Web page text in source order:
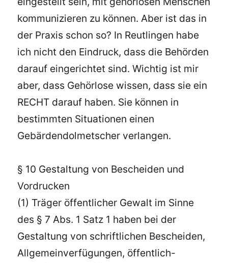
kommunizieren zu können. Aber ist das in
der Praxis schon so? In Reutlingen habe
ich nicht den Eindruck, dass die Behörden
darauf eingerichtet sind. Wichtig ist mir
aber, dass Gehörlose wissen, dass sie ein
RECHT darauf haben. Sie können in
bestimmten Situationen einen
Gebärdendolmetscher verlangen.
§ 10 Gestaltung von Bescheiden und
Vordrucken
(1) Träger öffentlicher Gewalt im Sinne
des § 7 Abs. 1 Satz 1 haben bei der
Gestaltung von schriftlichen Bescheiden,
Allgemeinverfügungen, öffentlich-